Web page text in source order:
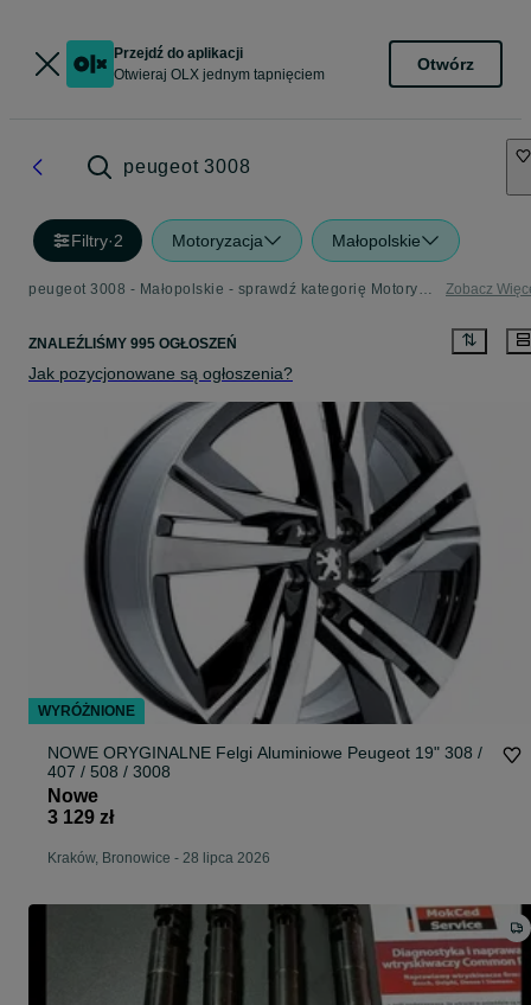
Przejdź do aplikacji
Otwieraj OLX jednym tapnięciem
Otwórz
peugeot 3008
Filtry·2 Motoryzacja Małopolskie
peugeot 3008 - Małopolskie - sprawdź kategorię Motoryzacja Zobacz
ZNALEŹLIŚMY 995 OGŁOSZEŃ
Jak pozycjonowane są ogłoszenia?
NOWE ORYGINALNE Felgi Aluminiowe Peugeot 19" 308 /
407 / 508 / 3008
Nowe
3 129 zł
Kraków, Bronowice - 28 lipca 2026
WYRÓŻNIONE